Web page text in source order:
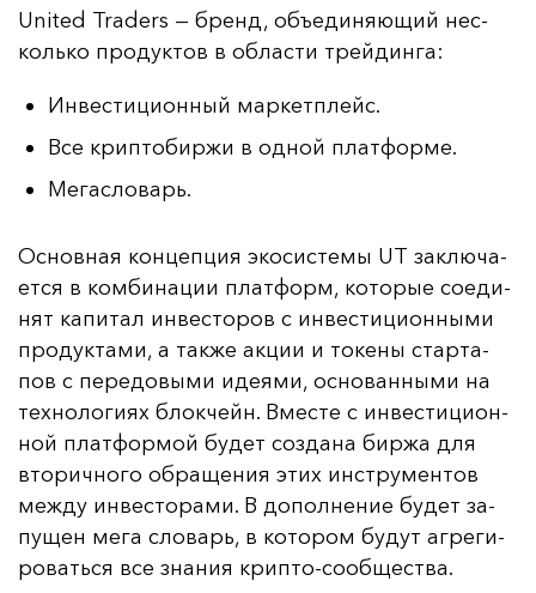
United Traders — бренд, объ­еди­ня­ющий нес­
коль­ко про­дук­тов в об­лас­ти трей­дин­га:
Инвестиционный маркетплейс.
Все криптобиржи в одной платформе.
Мегасловарь.
Ос­нов­ная кон­цеп­ция эко­сис­те­мы UT зак­лю­ча­
ет­ся в ком­би­на­ции плат­форм, ко­то­рые со­еди­
нят ка­пи­тал ин­вес­то­ров с ин­вес­ти­ци­он­ны­ми
про­дук­та­ми, а так­же ак­ции и то­ке­ны стар­та­
пов с пе­ре­до­вы­ми иде­ями, ос­но­ван­ны­ми на
тех­но­ло­ги­ях блок­чейн. Вмес­те с ин­вес­ти­ци­он­
ной плат­фор­мой бу­дет соз­да­на бир­жа для
вто­рич­но­го об­ра­ще­ния этих инс­тру­мен­тов
меж­ду ин­вес­то­ра­ми. В до­пол­не­ние бу­дет за­
пу­щен ме­га сло­варь, в ко­то­ром бу­дут аг­ре­ги­
ро­вать­ся все зна­ния крип­то-со­об­щес­тва.